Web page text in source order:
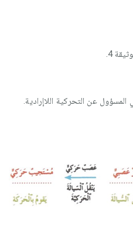
المسؤول عن التحركية اللاإرادية.